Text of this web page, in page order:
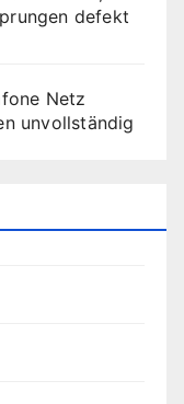
defekt
Netz
unvollständig